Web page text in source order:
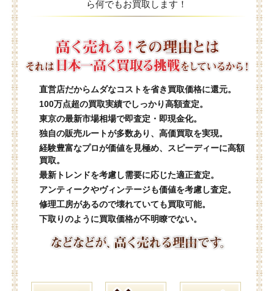
ら何でもお買取します！
直営店だからムダなコストを省き買取価格に還元。
100万点超の買取実績でしっかり高額査定。
東京の最新市場相場で即査定・即現金化。
独自の販売ルートが多数あり、高価買取を実現。
経験豊富なプロが価値を見極め、スピーディーに高額
買取。
最新トレンドを考慮し需要に応じた適正査定。
アンティークやヴィンテージも価値を考慮し査定。
修理工房があるので壊れていても買取可能。
下取りのように買取価格が不明瞭でない。